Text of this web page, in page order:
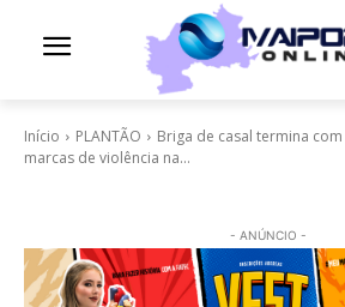
Início PLANTÃO
Briga de casal termina
marcas de violência na...
- ANÚNCIO -